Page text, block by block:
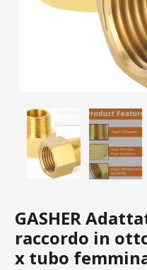
GASHER
raccordo in
x tubo